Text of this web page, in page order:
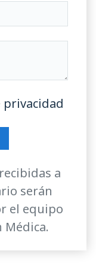
a
serán
el equipo
Médica.